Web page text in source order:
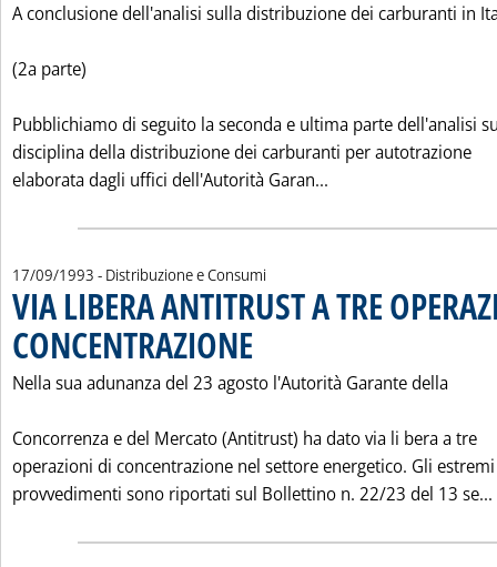
A conclusione dell'analisi sulla distribuzione dei carburanti in
(2a parte)
Pubblichiamo di seguito la seconda e ultima parte dell'analisi
disciplina della distribuzione dei carburanti per autotrazione
elaborata dagli uffici dell'Autorità Garan...
17/09/1993 - Distribuzione e Consumi
VIA LIBERA ANTITRUST A TRE
CONCENTRAZIONE
Nella sua adunanza del 23 agosto l'Autorità Garante della
Concorrenza e del Mercato (Antitrust) ha dato via li bera a tre
operazioni di concentrazione nel settore energetico. Gli
provvedimenti sono riportati sul Bollettino n. 22/23 del 13 se...